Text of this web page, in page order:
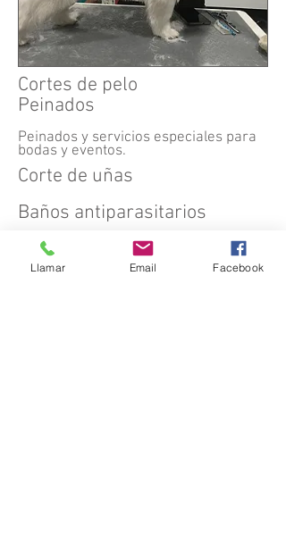
Cortes de pelo
Peinados
Peinados y servicios especiales para
bodas y eventos.
Corte de uñas
Baños antiparasitarios
Llamar Email Facebook